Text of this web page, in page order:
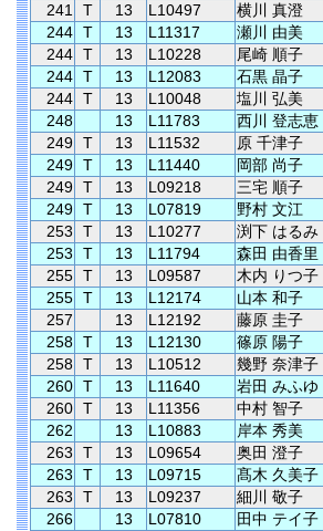
241
T 13 L10497 横川 真澄
244 T 13 L11317 瀬川 由美
244 T 13 L10228 尾崎 順子
244 T 13 L12083 石黒 晶子
244 T 13 L10048 塩川 弘美
248
13 L11783 西川 登志恵
249 T 13 L11532 原 千津子
249 T 13 L11440 岡部 尚子
249 T 13 L09218 三宅 順子
249 T 13 L07819 野村 文江
253
T 13 L10277 渕下 はるみ
253
T 13 L11794 森田 由香里
255 T 13 L09587 木内 りつ子
255 T 13 L12174 山本 和子
257
13 L12192 藤原 圭子
258 T 13 L12130 篠原 陽子
258 T 13 L10512 幾野 奈津子
260 T 13 L11640 岩田 みふゆ
260 T 13 L11356 中村 智子
262
13 L10883 岸本 秀美
263
T 13 L09654 奥田 澄子
263
T 13 L09715 髙木 久美子
263
T 13 L09237 細川 敬子
266
13 L07810 田中 テイ子